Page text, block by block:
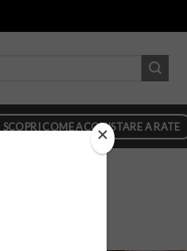
SCOPRI COME ACQUISTARE A RATE